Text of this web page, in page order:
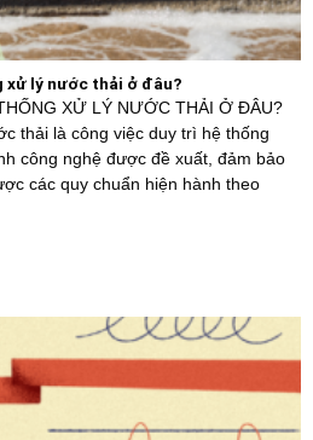
xử lý nước thải ở đâu?
XỬ LÝ NƯỚC THẢI Ở ĐÂU?
thải là công việc duy trì hệ thống
công nghệ được đề xuất, đảm bảo
các quy chuẩn hiện hành theo